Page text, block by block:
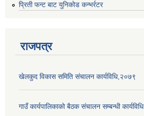
प्रिती फन्ट बाट युनिकोड कन्भर्रटर
राजपत्र
खेलकुद विकास समिति संचालन कार्यविधि,२०७९
गाउँ कार्यपालिकाको बैठक संचालन सम्बन्धी कार्यविधि